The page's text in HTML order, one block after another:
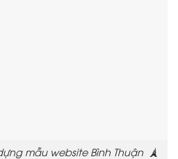
mẫu website Bình Thuận 🗼